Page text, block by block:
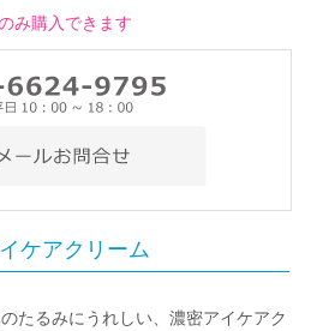
み購入できます
ケアクリーム
たるみにうれしい、濃密アイケアク